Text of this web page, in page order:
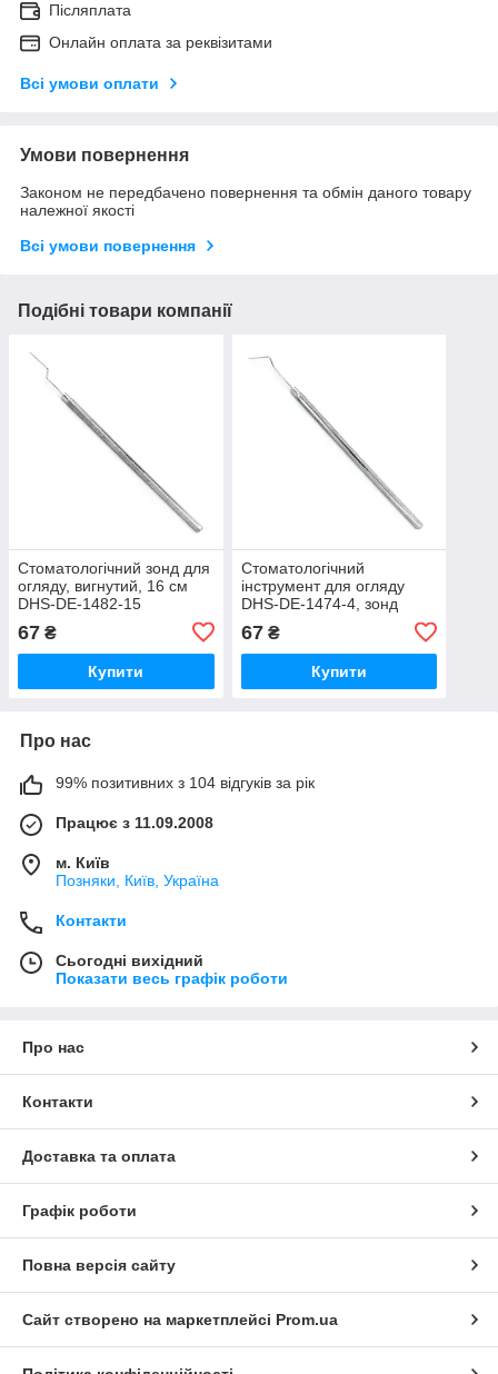
Післяплата
Онлайн оплата за реквізитами
Всі умови оплати
Умови повернення
Законом не передбачено повернення та обмін даного товару
належної якості
Всі умови повернення
Подібні товари компанії
Стоматологічний зонд для
огляду, вигнутий, 16 см
DHS-DE-1482-15
67 ₴
Купити
Стоматологічний
інструмент для огляду
DHS-DE-1474-4, зонд
67₴
Купити
Про нас
99% позитивних з 104 відгуків за рік
Працює з 11.09.2008
м. Київ
Позняки, Київ, Україна
Контакти
Сьогодні вихідний
Показати весь графік роботи
Про нас
Контакти
Доставка та оплата
Графік роботи
Повна версія сайту
Сайт створено на маркетплейсі Prom.ua